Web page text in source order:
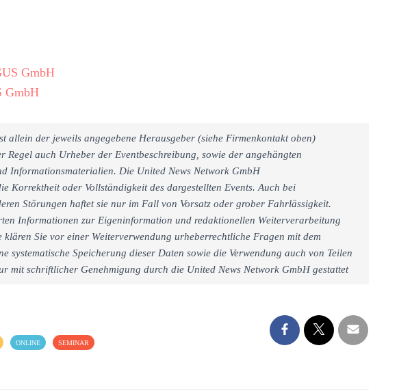
GmbH
GmbH
allein der jeweils angegebene Herausgeber (siehe Firmenkontakt oben)
Regel auch Urheber der Eventbeschreibung, sowie der angehängten
Informationsmaterialien. Die United News Network GmbH
Korrektheit oder Vollständigkeit des dargestellten Events. Auch bei
Störungen haftet sie nur im Fall von Vorsatz oder grober Fahrlässigkeit.
Informationen zur Eigeninformation und redaktionellen Weiterverarbeitung
klären Sie vor einer Weiterverwendung urheberrechtliche Fragen mit dem
systematische Speicherung dieser Daten sowie die Verwendung auch von Teilen
mit schriftlicher Genehmigung durch die United News Network GmbH gestattet
ONLINE SEMINAR